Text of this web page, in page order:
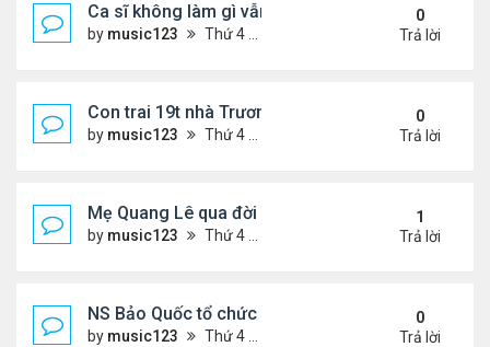
Ca sĩ không làm gì vẫn kiếm được 400 triệu đồng/
by music123 Thứ 4 Tháng 8 05, 2026 7:11 pm
0
Trả lời
Con trai 19t nhà Trương Bá Chi - Tạ Đình Phong
by music123 Thứ 4 Tháng 8 05, 2026 7:03 pm
0
Trả lời
Mẹ Quang Lê qua đời sau 2 năm đột quỵ.
by music123 Thứ 4 Tháng 8 05, 2026 6:53 pm
1
Trả lời
NS Bảo Quốc tổ chức sn cho bà xã
by music123 Thứ 4 Tháng 8 05, 2026 6:51 pm
0
Trả lời